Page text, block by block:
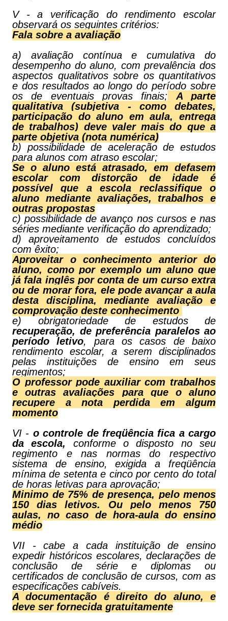
V - a verificação do rendimento escolar
observará os seguintes critérios:
Fala sobre a avaliação
a) avaliação contínua e cumulativa do
desempenho do aluno, com prevalência dos
aspectos qualitativos sobre os quantitativos
e dos resultados ao longo do período sobre
os de eventuais provas finais; A parte
qualitativa (subjetiva - como debates,
participação do aluno em aula, entrega
de trabalhos) deve valer mais do que a
parte objetiva (nota numérica)
b) possibilidade de aceleração de estudos
para alunos com atraso escolar;
Se o aluno está atrasado, em defasem
escolar com distorção de idade é
possível que a escola reclassifique o
aluno mediante avaliações, trabalhos e
outras propostas
c) possibilidade de avanço nos cursos e nas
séries mediante verificação do aprendizado;
d) aproveitamento de estudos concluídos
com êxito;
Aproveitar o conhecimento anterior do
aluno, como por exemplo um aluno que
já fala inglês por conta de um curso extra
ou de morar fora, ele pode avançar a aula
desta disciplina, mediante avaliação e
comprovação deste conhecimento
e) obrigatoriedade de estudos de
recuperação, de preferência paralelos ao
período letivo, para os casos de baixo
rendimento escolar, a serem disciplinados
pelas instituições de ensino em seus
regimentos;
O professor pode auxiliar com trabalhos
e outras avaliações para que o aluno
recupere a nota perdida em algum
momento
VI - o controle de freqüência fica a cargo
da escola,
conforme o disposto no seu
regimento e nas normas do respectivo
sistema de ensino, exigida a freqüência
mínima de setenta e cinco por cento do total
de horas letivas para aprovação;
Minimo de 75% de presença, pelo menos
150 dias letivos. Ou pelo menos 750
aulas, no caso de hora-aula do ensino
médio
VII - cabe a cada instituição de ensino
expedir históricos escolares, declarações de
conclusão de série e diplomas ou
certificados de conclusão de cursos, com as
especificações cabíveis.
A documentação é direito do aluno, e
deve ser fornecida gratuitamente